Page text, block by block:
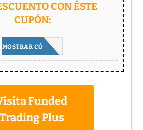
CON ÉSTE
CUPÓN:
5BEST
MOSTRAR CÓDIGO
Funded
Trading Plus